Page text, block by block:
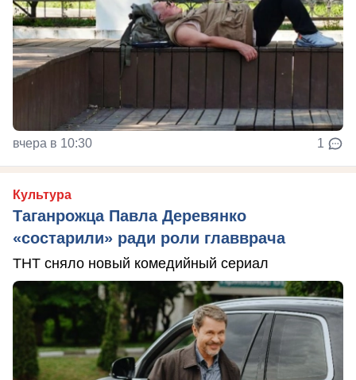
вчера в 10:30 1
Культура
Таганрожца Павла Деревянко
«состарили» ради роли главврача
ТНТ сняло новый комедийный сериал